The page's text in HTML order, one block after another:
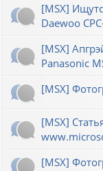
[MSX]
Daewoo
[MSX]
Panasonic
[MSX]
[MSX]
[MSX]